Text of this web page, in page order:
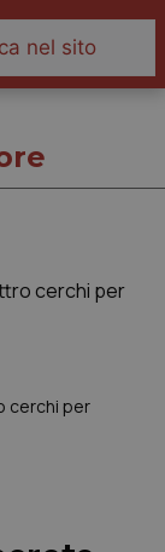
cerchi per